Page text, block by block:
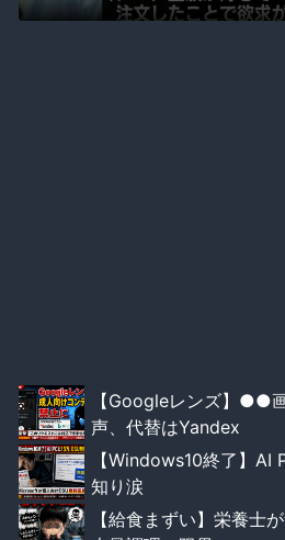
【Googleレンズ】●●
声、代替はYandex
【Windows10終了】AI
知り涙
【給食まずい】栄養士